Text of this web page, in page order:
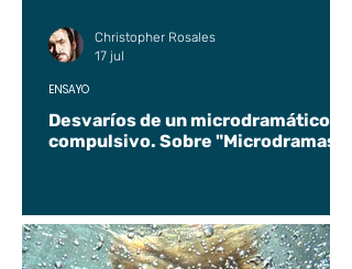
Desvaríos de un microdramático
compulsivo. Sobre "Microdramas".
ENSAYO
Christopher Rosales
17 jul